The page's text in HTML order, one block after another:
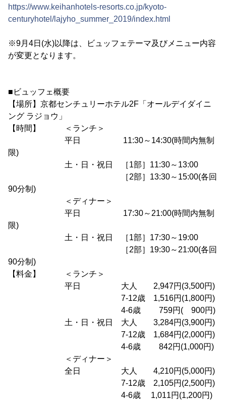
https://www.keihanhotels-resorts.co.jp/kyoto-
centuryhotel/lajyho_summer_2019/index.html
※9月4日(水)以降は、ビュッフェテーマ及びメニュー内容
が変更となります。
■ビュッフェ概要
【場所】京都センチュリーホテル2F「オールデイダイニ
ング ラジョウ」
【時間】 ＜ランチ＞
平日 11:30～14:30(時間内無制
限)
土・日・祝日 ［1部］11:30～13:00
［2部］13:30～15:00(各回
90分制)
＜ディナー＞
平日 17:30～21:00(時間内無制
限)
土・日・祝日 ［1部］17:30～19:00
［2部］19:30～21:00(各回
90分制)
【料金】 ＜ランチ＞
平日 大人 2,947円(3,500円)
7-12歳 1,516円(1,800円)
4-6歳 759円( 900円)
土・日・祝日 大人 3,284円(3,900円)
7-12歳 1,684円(2,000円)
4-6歳 842円(1,000円)
＜ディナー＞
全日 大人 4,210円(5,000円)
7-12歳 2,105円(2,500円)
4-6歳 1,011円(1,200円)